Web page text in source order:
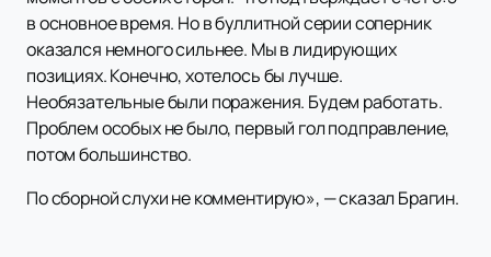
в основное время. Но в буллитной серии соперник
оказался немного сильнее. Мы в лидирующих
позициях. Конечно, хотелось бы лучше.
Необязательные были поражения. Будем работать.
Проблем особых не было, первый гол подправление,
потом большинство.
По сборной слухи не комментирую», — сказал Брагин.